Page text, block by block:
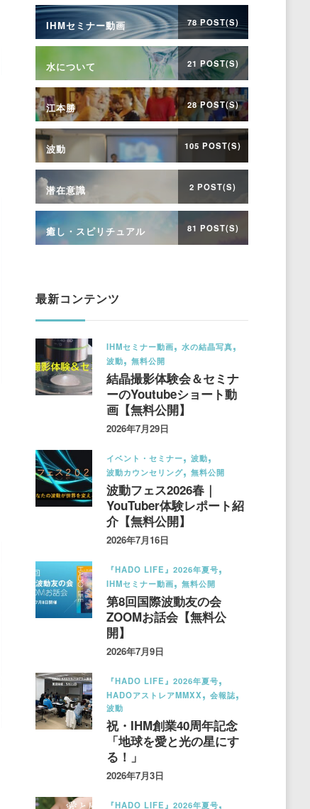
IHMセミナー動画 78 POST(S)
水について 21 POST(S)
江本勝 28 POST(S)
波動 105 POST(S)
潜在意識 2 POST(S)
癒し・スピリチュアル 81 POST(S)
最新コンテンツ
IHMセミナー動画
水の結晶写真
波動
無料公開
結晶撮影体験会＆セミナ
ーのYoutubeショート動
画【無料公開】
2026年7月29日
イベント・セミナー
波動
波動カウンセリング
無料公開
波動フェス2026春｜
YouTuber体験レポート紹
介【無料公開】
2026年7月16日
『HADO LIFE』2026年夏号
IHMセミナー動画
無料公開
第8回国際波動友の会
ZOOMお話会【無料公
開】
2026年7月9日
『HADO LIFE』2026年夏号
HADOアストレアMMXX
会報誌
波動
祝・IHM創業40周年記念
「地球を愛と光の星にす
る！」
2026年7月3日
『HADO LIFE』2026年夏号